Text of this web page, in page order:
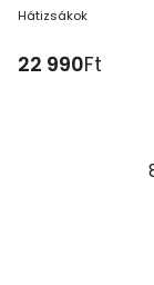
Hátizsákok
22 990Ft